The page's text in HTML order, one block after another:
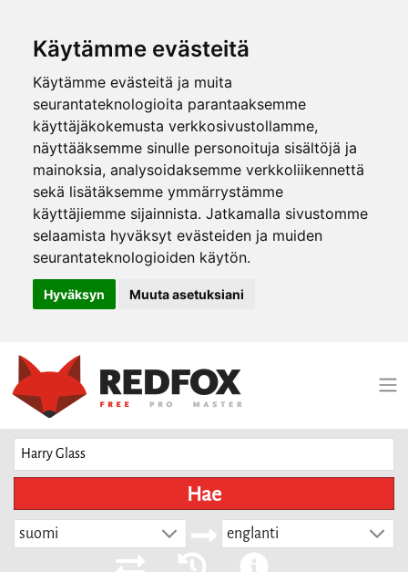
Käytämme evästeitä
Käytämme evästeitä ja muita
seurantateknologioita parantaaksemme
käyttäjäkokemusta verkkosivustollamme,
näyttääksemme sinulle personoituja sisältöjä ja
mainoksia, analysoidaksemme verkkoliikennettä
sekä lisätäksemme ymmärrystämme
käyttäjiemme sijainnista. Jatkamalla sivustomme
selaamista hyväksyt evästeiden ja muiden
seurantateknologioiden käytön.
Hyväksyn Muuta asetuksiani
Hae
suomi englanti